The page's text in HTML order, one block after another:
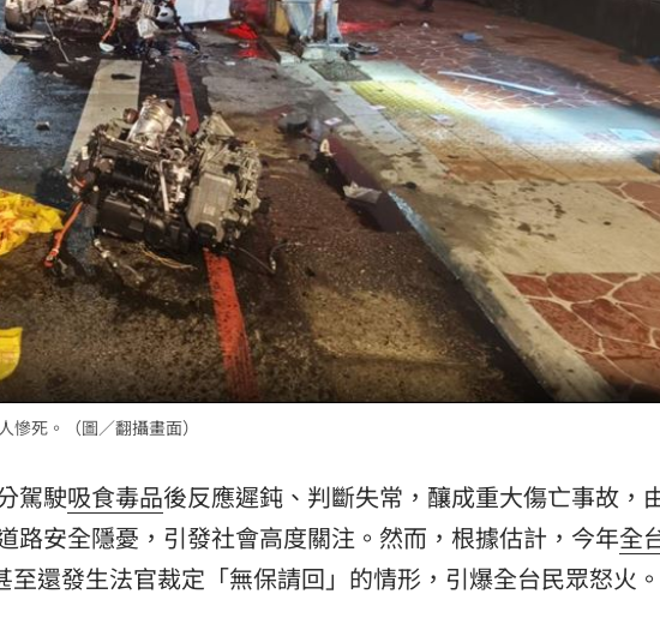
逐漸成形 12:00
「爸」氣 12:00
12登場！ 10:30
足球熱潮 10:00
！ 18:15
死。（圖／翻攝畫面）
駕駛吸食毒品後反應遲鈍、判斷失常，釀成重大傷亡事故，
路安全隱憂，引發社會高度關注。然而，根據估計，今年全
還發生法官裁定「無保請回」的情形，引爆全台民眾怒火。